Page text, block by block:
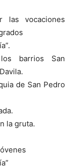
las vocaciones
barrios San
de San Pedro
la gruta.